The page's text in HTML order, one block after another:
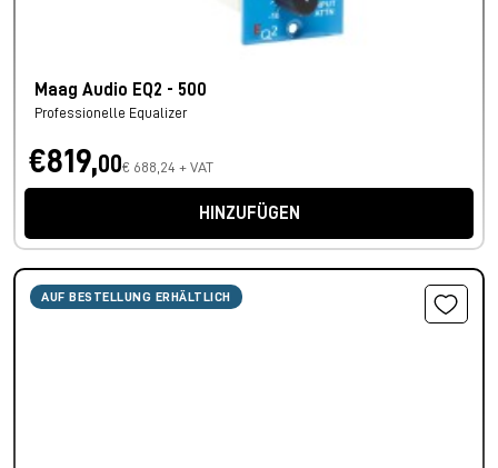
Maag Audio EQ2 - 500
Professionelle Equalizer
€819,00€ 688,24 + VAT
HINZUFÜGEN
AUF BESTELLUNG ERHÄLTLICH